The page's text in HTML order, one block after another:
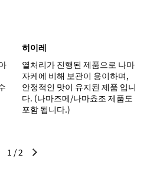
히이레
열처리가 진행된 제품으로 나마
자케에 비해 보관이 용이하며,
안정적인 맛이 유지된 제품 입니
다. (나마즈메/나마쵸조 제품도
포함 됩니다.)
슬라이드다음 슬라이드
1 /2